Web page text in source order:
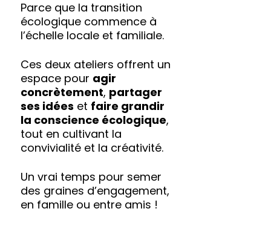
Parce que la transition
écologique commence à
l’échelle locale et familiale.
Ces deux ateliers offrent un
espace pour agir
concrètement, partager
ses idées et faire grandir
la conscience écologique,
tout en cultivant la
convivialité et la créativité.
Un vrai temps pour semer
des graines d’engagement,
en famille ou entre amis !